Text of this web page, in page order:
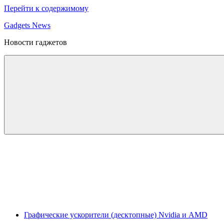
Перейти к содержимому
Gadgets News
Новости гаджетов
Графические ускорители (десктопные) Nvidia и AMD